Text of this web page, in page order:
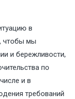
в
чтобы мы
и бережливости,
по
и в
требований